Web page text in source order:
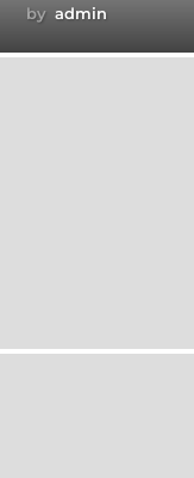
by admin